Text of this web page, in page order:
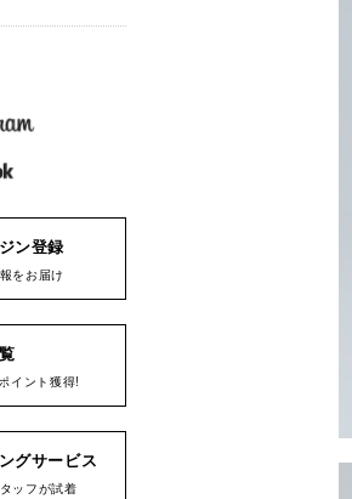
ン登録
をお届け
イント獲得!
グサービス
ッフが試着